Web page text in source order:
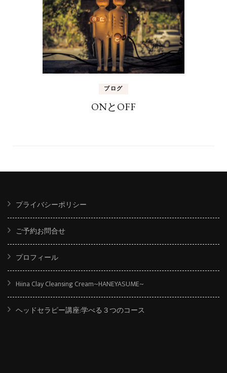
ブログ
ONとOFF
プライバシーポリシー
ご予約お問合せ
プロフィール
Hiina Clay Cleansing Cream~HANEYASUME~
ヘッドセラピー講座:学べる３つのコース